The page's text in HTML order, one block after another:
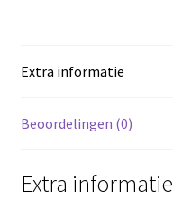
Extra informatie
Beoordelingen (0)
Extra informatie